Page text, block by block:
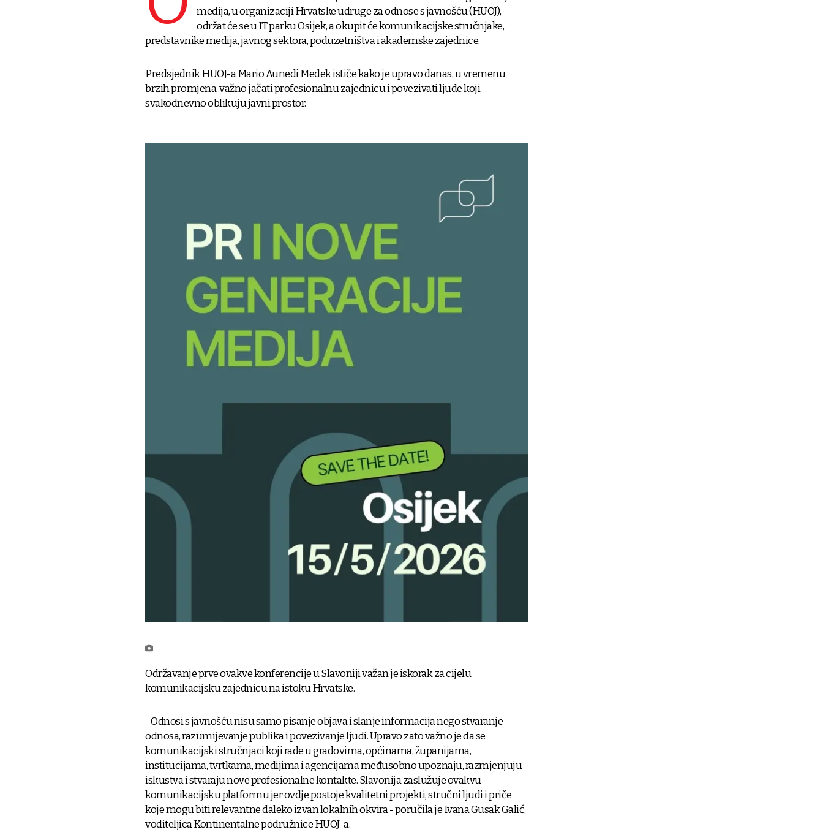
medija, u organizaciji Hrvatske udruge za odnose s javnošću (HUOJ),
održat će se u IT parku Osijek, a okupit će komunikacijske stručnjake,
predstavnike medija, javnog sektora, poduzetništva i akademske zajednice.
Predsjednik HUOJ-a Mario Aunedi Medek ističe kako je upravo danas, u vremenu
brzih promjena, važno jačati profesionalnu zajednicu i povezivati ljude koji
svakodnevno oblikuju javni prostor.
Održavanje prve ovakve konferencije u Slavoniji važan je iskorak za cijelu
komunikacijsku zajednicu na istoku Hrvatske.
- Odnosi s javnošću nisu samo pisanje objava i slanje informacija nego stvaranje
odnosa, razumijevanje publika i povezivanje ljudi. Upravo zato važno je da se
komunikacijski stručnjaci koji rade u gradovima, općinama, županijama,
institucijama, tvrtkama, medijima i agencijama međusobno upoznaju, razmjenjuju
iskustva i stvaraju nove profesionalne kontakte. Slavonija zaslužuje ovakvu
komunikacijsku platformu jer ovdje postoje kvalitetni projekti, stručni ljudi i priče
koje mogu biti relevantne daleko izvan lokalnih okvira - poručila je Ivana Gusak Galić,
voditeljica Kontinentalne podružnice HUOJ-a.